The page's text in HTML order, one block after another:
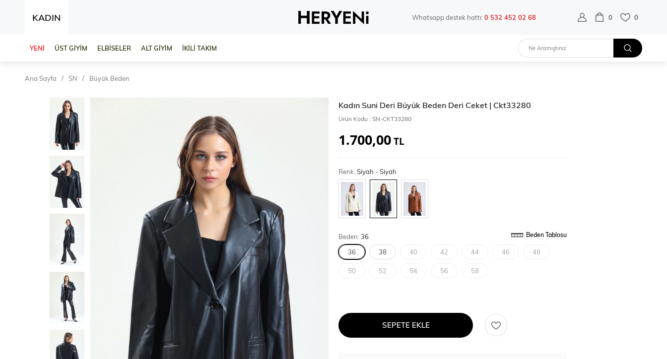
KADIN Whatsapp destek hattı:0 532 452 02 68 0 0
YENİ ÜST GİYİM ELBİSELER ALT GİYİM İKİLİ TAKIM
Ana Sayfa SN Büyük Beden
Kadın Suni Deri Büyük Beden Deri Ceket | Ckt33280
Ürün Kodu : SN-CKT33280
1.700,00TL
Renk:Siyah - Siyah
Beden:36 Beden Tablosu
36 38 40 42 44 46 48
50 52 54 56 58
SEPETE EKLE